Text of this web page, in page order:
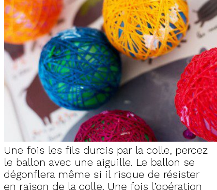
Une fois les fils durcis par la colle, percez
le ballon avec une aiguille. Le ballon se
dégonflera même si il risque de résister
en raison de la colle. Une fois l’opération